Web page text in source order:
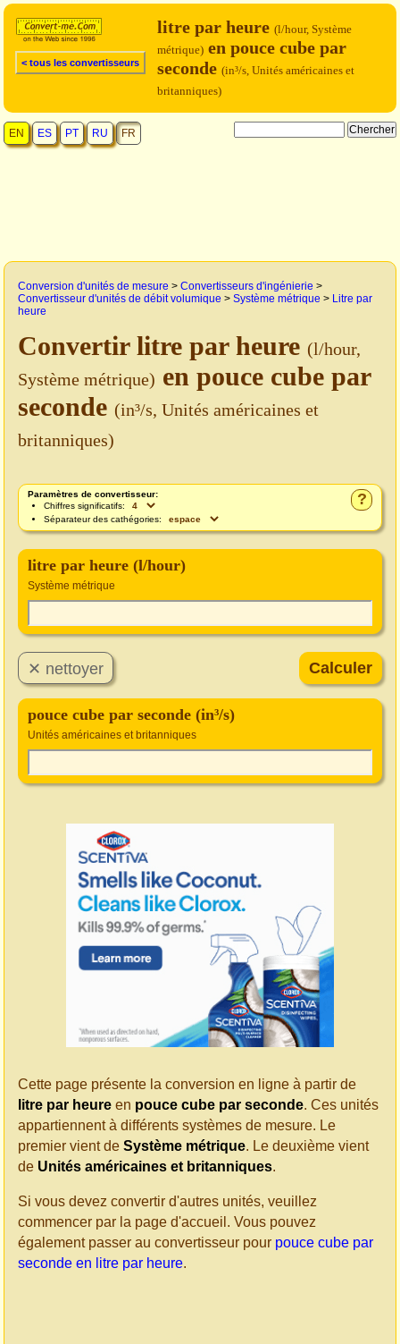
< tous les convertisseurs
litre par heure (l/hour, Système
métrique) en pouce cube par
seconde (in³/s, Unités américaines et
britanniques)
EN ES PT RU FR
Conversion d'unités de mesure > Convertisseurs d'ingénierie >
Convertisseur d'unités de débit volumique > Système métrique > Litre par
heure
Convertir litre par heure (l/hour,
Système métrique) en pouce cube par
seconde (in³/s, Unités américaines et
britanniques)
?
Paramètres de convertisseur:
Chiffres significatifs:
Séparateur des cathégories:
litre par heure (l/hour)
Système métrique
pouce cube par seconde (in³/s)
Unités américaines et britanniques
Cette page présente la conversion en ligne à partir de
litre par heure en pouce cube par seconde. Ces unités
appartiennent à différents systèmes de mesure. Le
premier vient de Système métrique. Le deuxième vient
de Unités américaines et britanniques.
Si vous devez convertir d'autres unités, veuillez
commencer par la page d'accueil. Vous pouvez
également passer au convertisseur pour pouce cube par
seconde en litre par heure.